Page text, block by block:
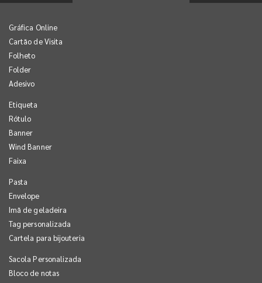
Gráfica Online
Cartão de Visita
Folheto
Folder
Adesivo
Etiqueta
Rótulo
Banner
Wind Banner
Faixa
Pasta
Envelope
Imã de geladeira
Tag personalizada
Cartela para bijouteria
Sacola Personalizada
Bloco de notas